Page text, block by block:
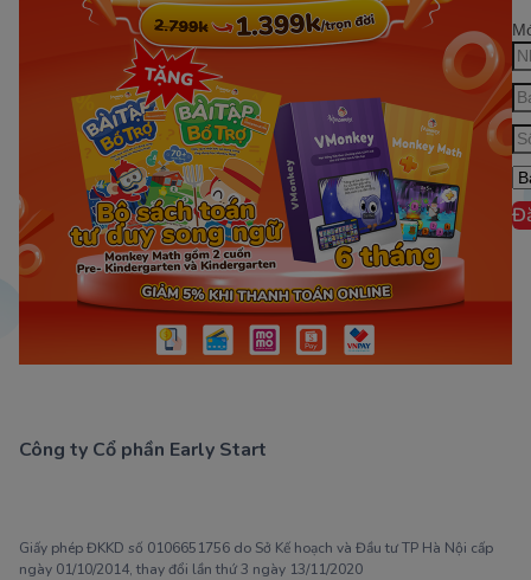
Công ty Cổ phần Early Start
Giấy phép ĐKKD số 0106651756 do Sở Kế hoạch và Đầu tư TP Hà Nội cấp
ngày 01/10/2014, thay đổi lần thứ 3 ngày 13/11/2020